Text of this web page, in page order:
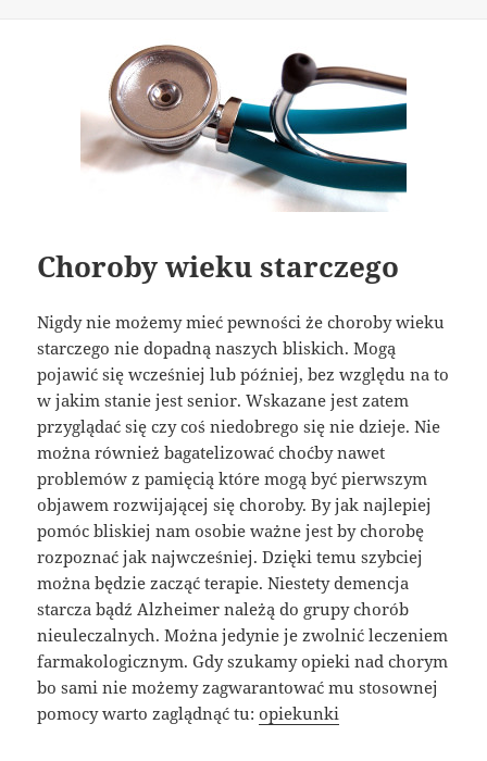
Choroby wieku starczego
Nigdy nie możemy mieć pewności że choroby wieku
starczego nie dopadną naszych bliskich. Mogą
pojawić się wcześniej lub później, bez względu na to
w jakim stanie jest senior. Wskazane jest zatem
przyglądać się czy coś niedobrego się nie dzieje. Nie
można również bagatelizować choćby nawet
problemów z pamięcią które mogą być pierwszym
objawem rozwijającej się choroby. By jak najlepiej
pomóc bliskiej nam osobie ważne jest by chorobę
rozpoznać jak najwcześniej. Dzięki temu szybciej
można będzie zacząć terapie. Niestety demencja
starcza bądź Alzheimer należą do grupy chorób
nieuleczalnych. Można jedynie je zwolnić leczeniem
farmakologicznym. Gdy szukamy opieki nad chorym
bo sami nie możemy zagwarantować mu stosownej
pomocy warto zaglądnąć tu:opiekunki